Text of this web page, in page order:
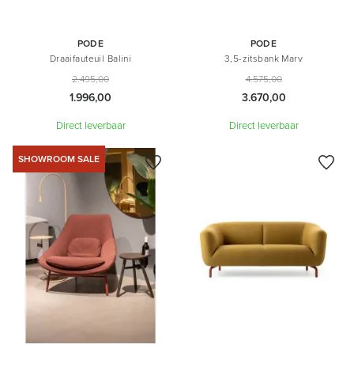
PODE
Draaifauteuil Balini
2.495,00
1.996,00
Direct leverbaar
PODE
3,5-zitsbank Marv
4.575,00
3.670,00
Direct leverbaar
SHOWROOM SALE